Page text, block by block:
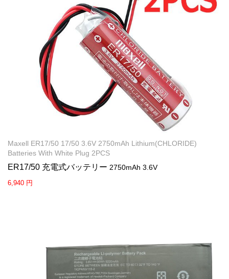
Maxell ER17/50 17/50 3.6V 2750mAh Lithium(CHLORIDE)
Batteries With White Plug 2PCS
ER17/50 充電式バッテリー 2750mAh 3.6V
6,940 円